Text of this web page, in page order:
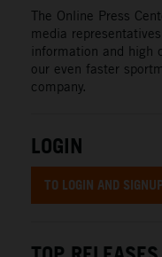
The Online Press
media
information and high
our even faster
company.
LOGIN
TO LOGIN AND